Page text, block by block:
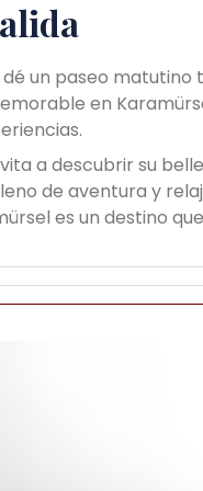
dé un paseo
en
a descubrir su
de aventura y
es un destino